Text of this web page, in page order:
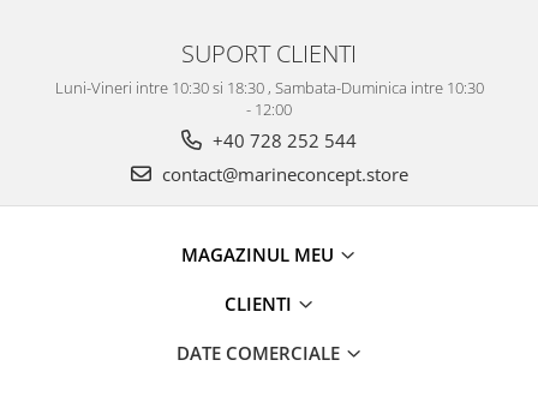
SUPORT CLIENTI
Luni-Vineri intre 10:30 si 18:30 , Sambata-Duminica intre 10:30
- 12:00
+40 728 252 544
contact@marineconcept.store
MAGAZINUL MEU
CLIENTI
DATE COMERCIALE